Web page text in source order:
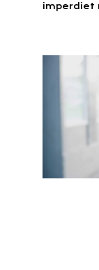
imperdiet